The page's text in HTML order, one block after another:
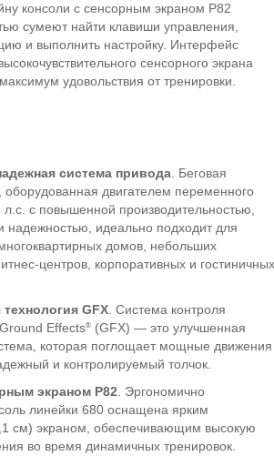
консоли с сенсорным экраном P82
сумеют найти клавиши управления,
и выполнить настройку. Интерфейс
сенсорного экрана
удовольствия от тренировки.
система привода . Беговая
двигателем переменного
с повышенной производительностью,
надежностью, идеально подходит для
домов, небольших
центров , корпоративных и гостиничных
GFX . Система контроля
Effects® (GFX) — это улучшенная
которая поглощает мощные движения
и контролируемый толчок.
экраном P82 . Эргономично
линейки 680 оснащена ярким
см) экраном, обеспечивающим высокую
во время динамичных тренировок.